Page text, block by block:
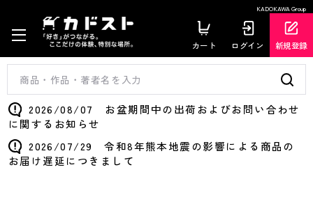
KADOKAWA Group
カート ログイン 新規登録
2026/08/07 お盆期間中の出荷およびお問い合わせ
に関するお知らせ
2026/07/29 令和8年熊本地震の影響による商品の
お届け遅延につきまして